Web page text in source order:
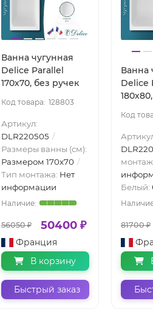
Ванна чугунная
Delice Parallel
170х70, без ручек
128803
Артикул:
DLR220505
Размеры ванны (см):
Размером 170x70
Тип монтажа: Нет
информации
56050 ₽ 50400 ₽
Франция
В корзину
Быстрый заказ
Ванна
Delice
Белый:
81700 ₽